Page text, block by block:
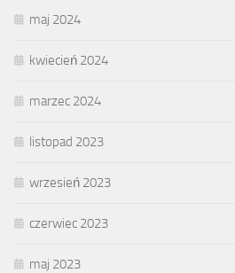
maj 2024
kwiecień 2024
marzec 2024
listopad 2023
wrzesień 2023
czerwiec 2023
maj 2023